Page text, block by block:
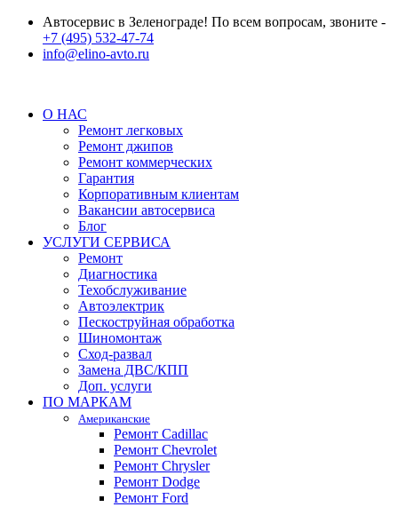
Автосервис в Зеленограде! По всем вопросам, звоните -
+7 (495) 532-47-74
info@elino-avto.ru
О НАС
Ремонт легковых
Ремонт джипов
Ремонт коммерческих
Гарантия
Корпоративным клиентам
Вакансии автосервиса
Блог
УСЛУГИ СЕРВИСА
Ремонт
Диагностика
Техобслуживание
Автоэлектрик
Пескоструйная обработка
Шиномонтаж
Сход-развал
Замена ДВС/КПП
Доп. услуги
ПО МАРКАМ
Американские
Ремонт Cadillac
Ремонт Chevrolet
Ремонт Chrysler
Ремонт Dodge
Ремонт Ford